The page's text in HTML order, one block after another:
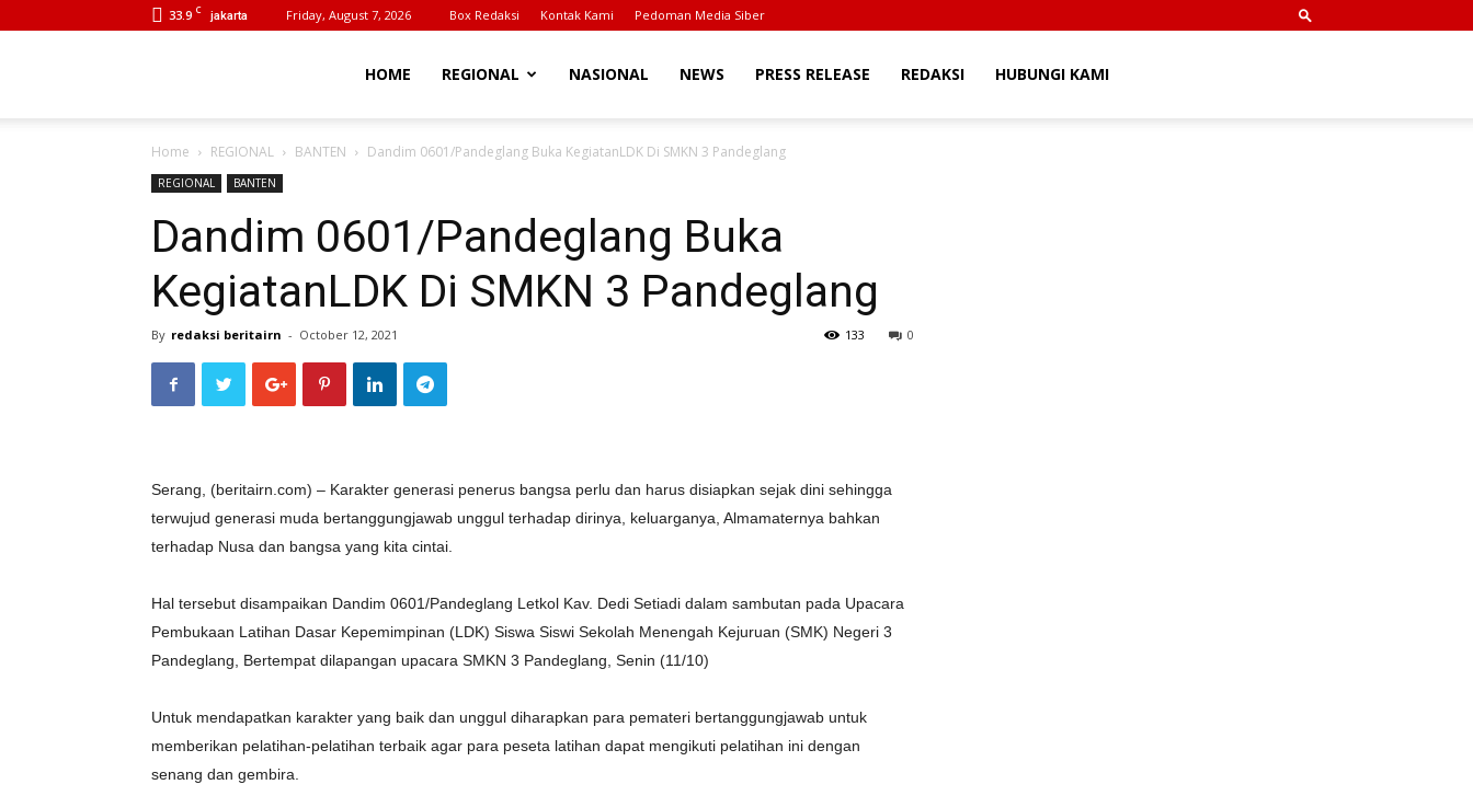
33.9 C jakarta Friday, August 7, 2026 Box Redaksi Kontak Kami Pedoman Media Siber
HOME REGIONAL NASIONAL NEWS PRESS RELEASE REDAKSI HUBUNGI KAMI
Home REGIONAL BANTEN Dandim 0601/Pandeglang Buka KegiatanLDK Di SMKN 3 Pandeglang
REGIONAL BANTEN
Dandim 0601/Pandeglang Buka
KegiatanLDK Di SMKN 3 Pandeglang
By redaksi beritairn - October 12, 2021 0
133
Serang, (beritairn.com) – Karakter generasi penerus bangsa perlu dan harus disiapkan sejak dini sehingga
terwujud generasi muda bertanggungjawab unggul terhadap dirinya, keluarganya, Almamaternya bahkan
terhadap Nusa dan bangsa yang kita cintai.
Hal tersebut disampaikan Dandim 0601/Pandeglang Letkol Kav. Dedi Setiadi dalam sambutan pada Upacara
Pembukaan Latihan Dasar Kepemimpinan (LDK) Siswa Siswi Sekolah Menengah Kejuruan (SMK) Negeri 3
Pandeglang, Bertempat dilapangan upacara SMKN 3 Pandeglang, Senin (11/10)
Untuk mendapatkan karakter yang baik dan unggul diharapkan para pemateri bertanggungjawab untuk
memberikan pelatihan-pelatihan terbaik agar para peseta latihan dapat mengikuti pelatihan ini dengan
senang dan gembira.